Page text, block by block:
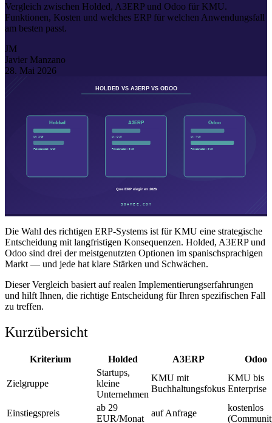
Vergleich zwischen Holded, A3ERP und Odoo für KMU.
Funktionen, Kosten und welches ERP für welchen Anwendungsfall
am besten passt.
JM
Javier Manzano
28. Mai 2026
Die Wahl des richtigen ERP-Systems ist für KMU eine strategische
Entscheidung mit langfristigen Konsequenzen. Holded, A3ERP und
Odoo sind drei der meistgenutzten Optionen im spanischsprachigen
Markt — und jede hat klare Stärken und Schwächen.
Dieser Vergleich basiert auf realen Implementierungserfahrungen
und hilft Ihnen, die richtige Entscheidung für Ihren spezifischen Fall
zu treffen.
Kurzübersicht
Kriterium Holded A3ERP Odoo
Zielgruppe
Startups,
kleine
Unternehmen
KMU mit
Buchhaltungsfokus
KMU bis
Enterprise
Einstiegspreis
ab 29
EUR/Monat
auf Anfrage
kostenlos